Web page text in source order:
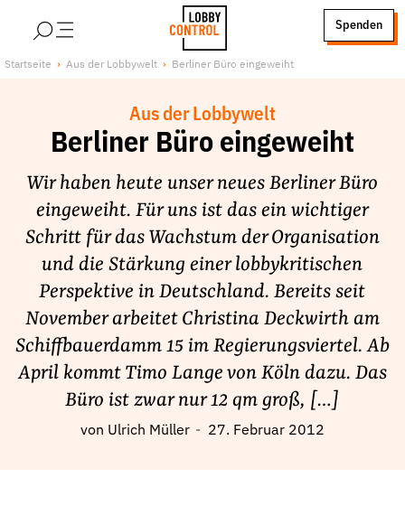
LobbyControl
Spenden
Über uns
Finanzierung
Jobs
Publikationen und Material
Lobbykritische Stadtführungen
Unsere Schwerpunkte
Lobbykontrolle und Regeln
Lobbyismus und Klima
Macht der Digitalkonzerne
Spenden & Fördern
Startseite Aus der Lobbywelt Berliner Büro eingeweiht
Aus der Lobbywelt
Berliner Büro eingeweiht
Wir haben heute unser neues Berliner Büro
eingeweiht. Für uns ist das ein wichtiger
Schritt für das Wachstum der Organisation
und die Stärkung einer lobbykritischen
Perspektive in Deutschland. Bereits seit
November arbeitet Christina Deckwirth am
Schiffbauerdamm 15 im Regierungsviertel. Ab
April kommt Timo Lange von Köln dazu. Das
Büro ist zwar nur 12 qm groß, […]
von Ulrich Müller 27. Februar 2012